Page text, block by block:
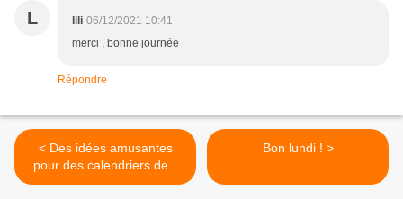
L lili 06/12/2021 10:41
merci , bonne journée
Répondre
< Des idées amusantes
pour des calendriers de l'
avent.
Bon lundi ! >